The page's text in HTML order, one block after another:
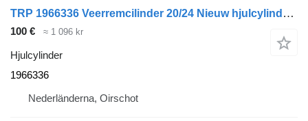
TRP 1966336 Veerremcilinder 20/24 Nieuw hjulcylinder till DAF lastbil
100 € ≈ 1 096 kr
Hjulcylinder
1966336
Nederländerna, Oirschot